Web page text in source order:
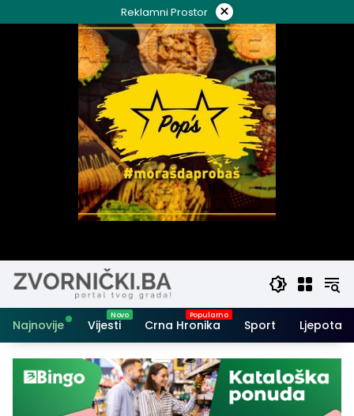
to
Reklamni Prostor ×
Najnovije Vijesti Crna Hronika Sport Ljepota i